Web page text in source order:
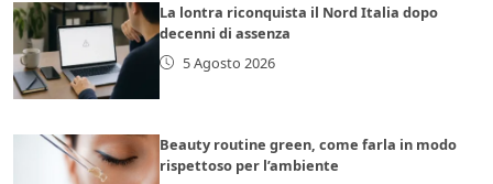
La lontra riconquista il Nord Italia dopo
decenni di assenza
5 Agosto 2026
Beauty routine green, come farla in modo
rispettoso per l’ambiente